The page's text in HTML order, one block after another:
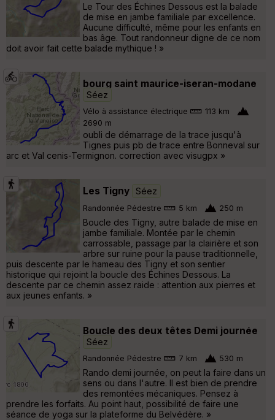
Le Tour des Échines Dessous est la balade
de mise en jambe familiale par excellence.
Aucune difficulté, même pour les enfants en
bas âge. Tout randonneur digne de ce nom
doit avoir fait cette balade mythique ! »
bourg saint maurice-iseran-modane
Séez
Vélo à assistance électrique
113 km
2690 m
oubli de démarrage de la trace jusqu'à
Tignes puis pb de trace entre Bonneval sur
arc et Val cenis-Termignon. correction avec visugpx »
Les Tigny Séez
Randonnée Pédestre 5 km 250 m
Boucle des Tigny, autre balade de mise en
jambe familiale. Montée par le chemin
carrossable, passage par la clairière et son
arbre sur ruine pour la pause traditionnelle,
puis descente par le hameau des Tigny et son sentier
historique qui rejoint la boucle des Échines Dessous. La
descente par ce chemin assez raide : attention aux pierres et
aux jeunes enfants. »
Boucle des deux têtes Demi journée
Séez
Randonnée Pédestre 7 km 530 m
Rando demi journée, on peut la faire dans un
sens ou dans l'autre. Il est bien de prendre
des remontées mécaniques. Pensez à
prendre les forfaits. Au point haut, possibilité de faire une
séance de yoga sur la plateforme du Belvédère. »